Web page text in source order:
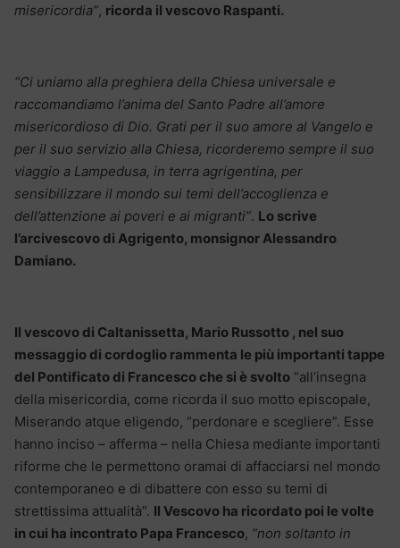
misericordia”, ricorda il vescovo Raspanti.
“Ci uniamo alla preghiera della Chiesa universale e
raccomandiamo l’anima del Santo Padre all’amore
misericordioso di Dio. Grati per il suo amore al Vangelo e
per il suo servizio alla Chiesa, ricorderemo sempre il suo
viaggio a Lampedusa, in terra agrigentina, per
sensibilizzare il mondo sui temi dell’accoglienza e
dell’attenzione ai poveri e ai migranti”. Lo scrive
l’arcivescovo di Agrigento, monsignor Alessandro
Damiano.
Il vescovo di Caltanissetta, Mario Russotto , nel suo
messaggio di cordoglio rammenta le più importanti tappe
del Pontificato di Francesco che si è svolto “all’insegna
della misericordia, come ricorda il suo motto episcopale,
Miserando atque eligendo, “perdonare e scegliere”. Esse
hanno inciso – afferma – nella Chiesa mediante importanti
riforme che le permettono oramai di affacciarsi nel mondo
contemporaneo e di dibattere con esso su temi di
strettissima attualità”. Il Vescovo ha ricordato poi le volte
in cui ha incontrato Papa Francesco, “non soltanto in